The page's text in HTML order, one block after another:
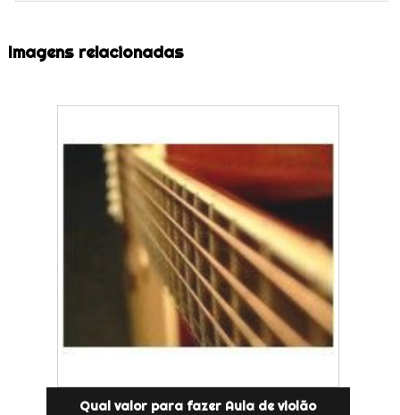
Imagens relacionadas
Qual valor para fazer Aula de violão